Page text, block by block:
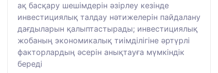
ақ басқару шешімдерін әзірлеу кезінде
инвестициялық талдау нәтижелерін пайдалану
дағдыларын қалыптастырады; инвестициялық
жобаның экономикалық тиімділігіне әртүрлі
факторлардың әсерін анықтауға мүмкіндік
береді